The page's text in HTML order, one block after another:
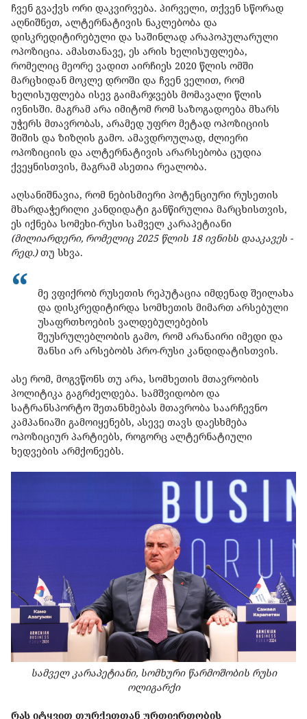
ჩვენ გვაქვს ორი დაკვირვება. პირველი, თქვენ სწორად
აღნიშნეთ, ალტერნატივის ნაკლებობა და
დისკრედიტირებული და საშინლად არაპოპულარული
ოპოზიცია. ამასთანავე, ეს არის ხელისუფლება,
რომელიც მეორე ვადით აირჩიეს 2020 წლის ომში
მარცხიდან მოკლე დროში და ჩვენ ველით, რომ
ხელისუფლება ისევ გაიმარჯვებს მომავალი წლის
ივნისში. მაგრამ არა იმიტომ რომ საზოგადოება მხარს
უჭერს მთავრობას, არამედ უფრო მეტად ოპოზიციის
შიშის და ზიზღის გამო. ამავდროულად, ძლიერი
ოპოზიციის და ალტერნატივის არარსებობა ცუდია
ქვეყნისთვის, მაგრამ ასეთია რეალობა.
აღსანიშნავია, რომ ნებისმიერი პოტენციური რუსეთის
მხარდაჭერილი კანდიდატი განწირულია მარცხისთვის,
ეს იქნება სომეხი-რუსი სამველ კარაპეტიანი
(მილიარდერი, რომელიც 2025 წლის 18 ივნისს დააკავეს -
რედ.)თუ სხვა.
მე ვფიქრობ რუსეთის რეპუტაცია იმდენად შეილახა
და დისკრედიტირდა სომხეთის მიმართ არსებული
უსაფრთხოების ვალდებულებების
შეუსრულებლობის გამო, რომ არანაირი იმედი და
შანსი არ არსებობს პრო-რუსი კანდიდატისთვის.
ასე რომ, მოგვწონს თუ არა, სომხეთის მთავრობის
პოლიტიკა გაგრძელდება. სამშვიდობო და
სატრანსპორტო შეთანხმებას მთავრობა საარჩევნო
კამპანიაში გამოიყენებს, ასევე თავს დაესხმება
ოპოზიციურ პარტიებს, როგორც ალტერნატიული
ხედვების არმქონეებს.
სამველ კარაპეტიანი, სომხური წარმოშობის რუსი
ოლიგარქი
რას იტყვით თურქეთთან ურთიერთობის